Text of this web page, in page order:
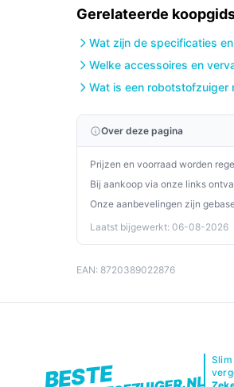
gebruiksgemak en
voor elk huishouden.
perfect past bij jouw
Gerelateerde
Wat zijn de specificaties
Welke accessoires en
Wat is een robotstofzuiger
Over deze pagina
Prijzen en voorraad worden
Bij aankoop via onze links
Onze aanbevelingen zijn
Laatst bijgewerkt: 06-08-2026
EAN: 8720389022876
BESTE
Slim